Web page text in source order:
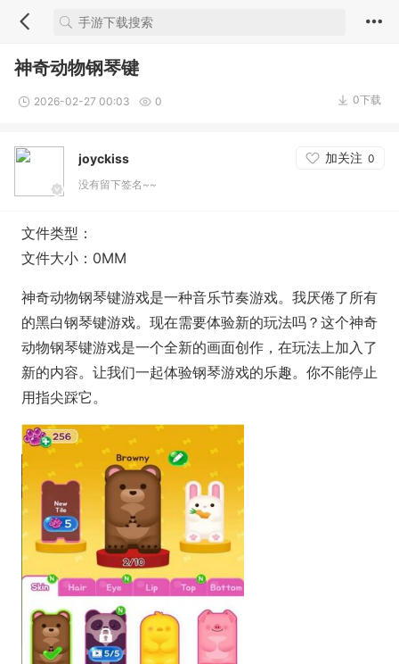
神奇动物钢琴键
2026-02-27 00:03 0 0下载
joyckiss 加关注 0
没有留下签名~~
文件类型：
文件大小：0MM
神奇动物钢琴键游戏是一种音乐节奏游戏。我厌倦了所有
的黑白钢琴键游戏。现在需要体验新的玩法吗？这个神奇
动物钢琴键游戏是一个全新的画面创作，在玩法上加入了
新的内容。让我们一起体验钢琴游戏的乐趣。你不能停止
用指尖踩它。